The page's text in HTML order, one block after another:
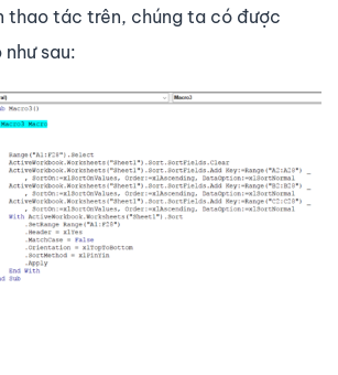
thao tác trên, chúng ta có được
sau: